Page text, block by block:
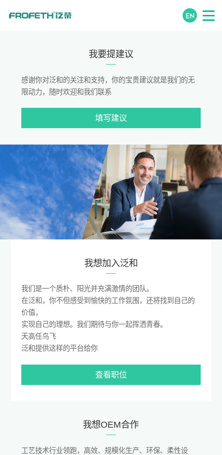
我要提建议
感谢你对泛和的关注和支持，你的宝贵建议就是我们的无
限动力，随时欢迎和我们联系
填写建议
我想加入泛和
我们是一个质朴、阳光并充满激情的团队。
在泛和，你不但感受到愉快的工作氛围，还将找到自己的
价值，
实现自己的理想。我们期待与你一起挥洒青春。
天高任鸟飞
泛和提供这样的平台给你
查看职位
我想OEM合作
工艺技术行业领跑，高效、规模化生产、环保、柔性设